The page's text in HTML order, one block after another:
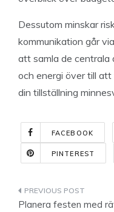
Dessutom minskar
kommunikation går
att samla de centrala
och energi över till
din tillställning
FACEBOOK
PINTEREST
Planera festen med